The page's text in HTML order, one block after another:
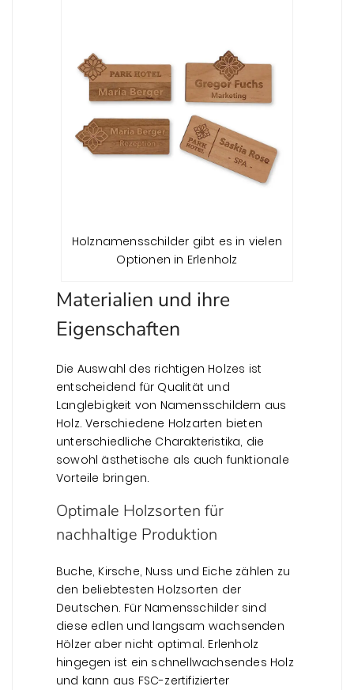
Holznamensschilder gibt es in vielen
Optionen in Erlenholz
Materialien und ihre
Eigenschaften
Die Auswahl des richtigen Holzes ist
entscheidend für Qualität und
Langlebigkeit von Namensschildern aus
Holz. Verschiedene Holzarten bieten
unterschiedliche Charakteristika, die
sowohl ästhetische als auch funktionale
Vorteile bringen.
Optimale Holzsorten für
nachhaltige Produktion
Buche, Kirsche, Nuss und Eiche zählen zu
den beliebtesten Holzsorten der
Deutschen. Für Namensschilder sind
diese edlen und langsam wachsenden
Hölzer aber nicht optimal. Erlenholz
hingegen ist ein schnellwachsendes Holz
und kann aus FSC-zertifizierter